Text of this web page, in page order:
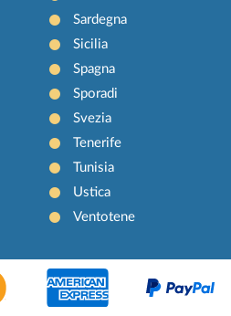
Sardegna
Sicilia
Spagna
Sporadi
Svezia
Tenerife
Tunisia
Ustica
Ventotene